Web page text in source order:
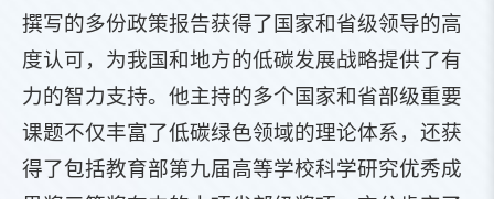
撰写的多份政策报告获得了国家和省级领导的高
度认可，为我国和地方的低碳发展战略提供了有
力的智力支持。他主持的多个国家和省部级重要
课题不仅丰富了低碳绿色领域的理论体系，还获
得了包括教育部第九届高等学校科学研究优秀成